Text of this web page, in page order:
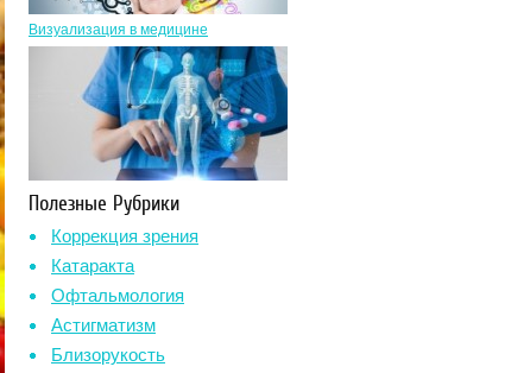
Визуализация в медицине
Полезные Рубрики
Коррекция зрения
Катаракта
Офтальмология
Астигматизм
Близорукость